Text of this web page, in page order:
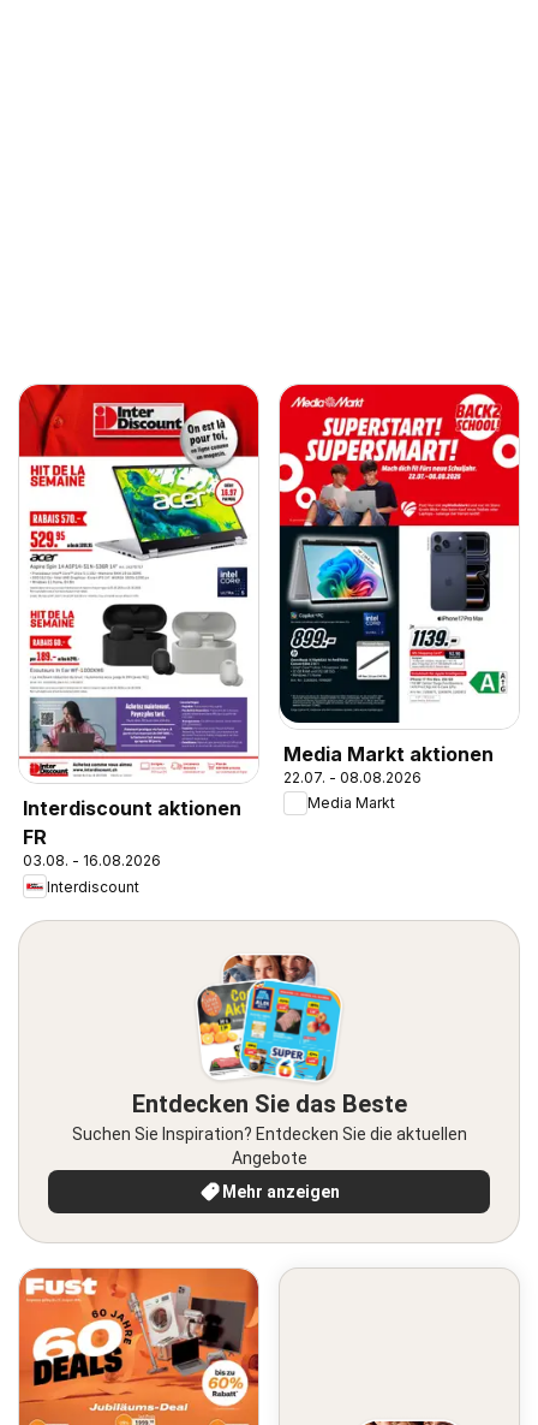
Interdiscount aktionen
FR
03.08. - 16.08.2026
Interdiscount
Media Markt aktionen
22.07. - 08.08.2026
Media Markt
Entdecken Sie das Beste
Suchen Sie Inspiration? Entdecken Sie die aktuellen
Angebote
Mehr anzeigen